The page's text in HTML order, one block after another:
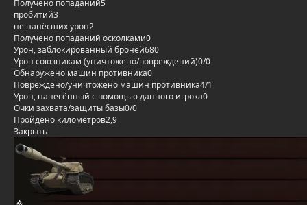
Получено попаданий5
пробитий3
не нанёсших урон2
Получено попаданий осколками0
Урон, заблокированный бронёй680
Урон союзникам (уничтожено/повреждений)0/0
Обнаружено машин противника0
Повреждено/уничтожено машин противника4/1
Урон, нанесённый с помощью данного игрока0
Очки захвата/защиты базы0/0
Пройдено километров2,9
Закрыть